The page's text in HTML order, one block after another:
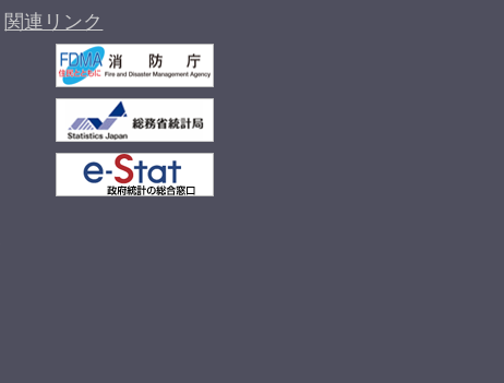
関連リンク